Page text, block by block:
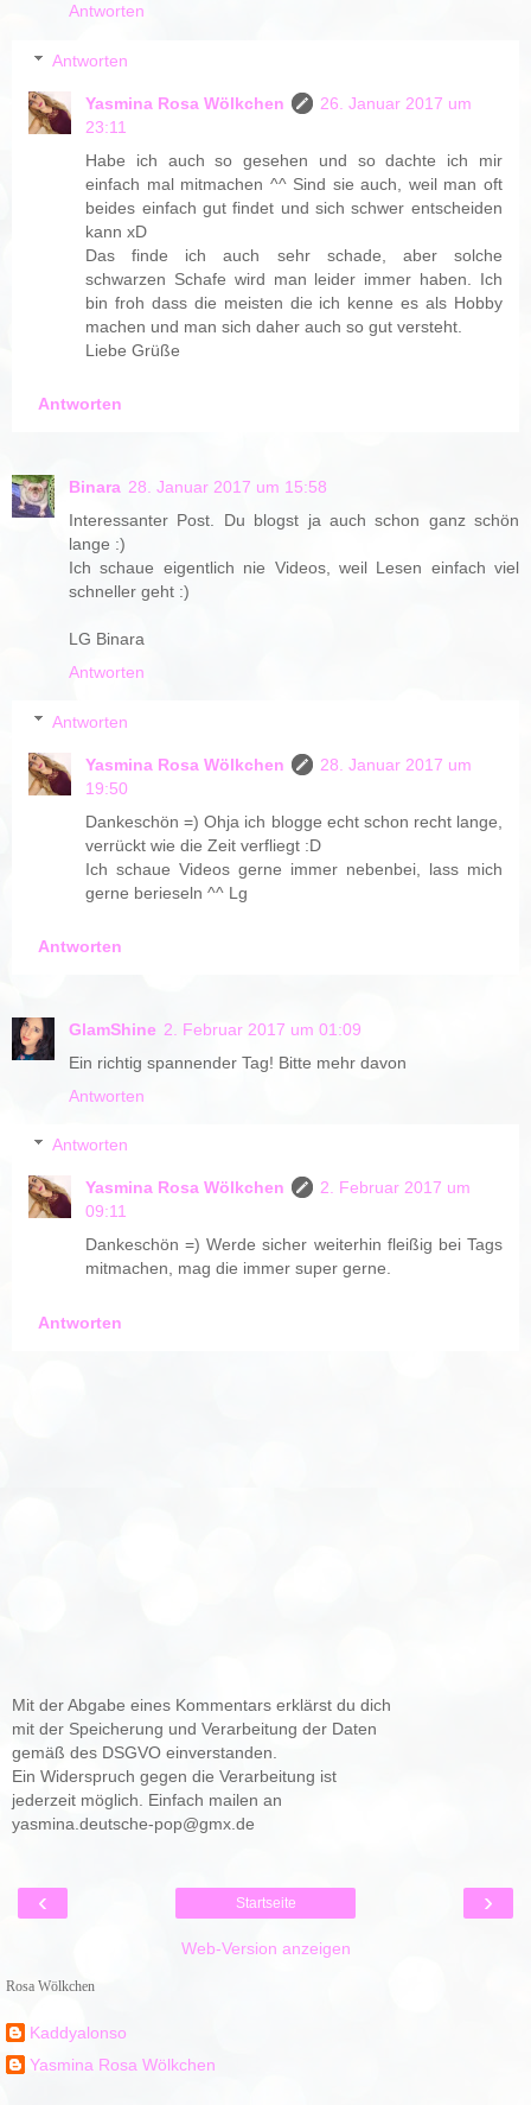
Antworten
Antworten
Yasmina Rosa Wölkchen
26. Januar 2017 um
23:11
Habe ich auch so gesehen und so dachte ich mir
einfach mal mitmachen ^^ Sind sie auch, weil man oft
beides einfach gut findet und sich schwer entscheiden
kann xD
Das finde ich auch sehr schade, aber solche
schwarzen Schafe wird man leider immer haben. Ich
bin froh dass die meisten die ich kenne es als Hobby
machen und man sich daher auch so gut versteht.
Liebe Grüße
Antworten
Binara 28. Januar 2017 um 15:58
Interessanter Post. Du blogst ja auch schon ganz schön
lange :)
Ich schaue eigentlich nie Videos, weil Lesen einfach viel
schneller geht :)
LG Binara
Antworten
Antworten
Yasmina Rosa Wölkchen
28. Januar 2017 um
19:50
Dankeschön =) Ohja ich blogge echt schon recht lange,
verrückt wie die Zeit verfliegt :D
Ich schaue Videos gerne immer nebenbei, lass mich
gerne berieseln ^^ Lg
Antworten
GlamShine 2. Februar 2017 um 01:09
Ein richtig spannender Tag! Bitte mehr davon
Antworten
Antworten
Yasmina Rosa Wölkchen
2. Februar 2017 um
09:11
Dankeschön =) Werde sicher weiterhin fleißig bei Tags
mitmachen, mag die immer super gerne.
Antworten
Mit der Abgabe eines Kommentars erklärst du dich
mit der Speicherung und Verarbeitung der Daten
gemäß des DSGVO einverstanden.
Ein Widerspruch gegen die Verarbeitung ist
jederzeit möglich. Einfach mailen an
yasmina.deutsche-pop@gmx.de
‹ ›
Startseite
Web-Version anzeigen
Rosa Wölkchen
Kaddyalonso
Yasmina Rosa Wölkchen